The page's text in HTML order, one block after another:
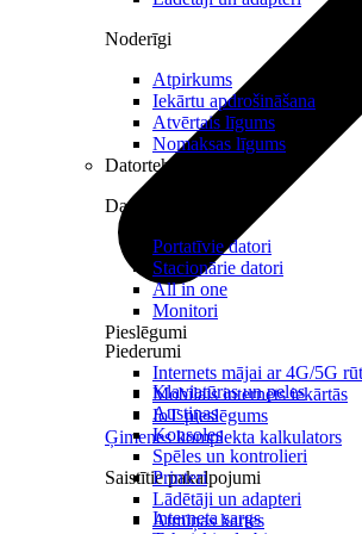
Pieslēgumi
Internets mājai ar 4G/5G
Mobilais internets iekārtās
IoT pieslēgums
Ģimenes komplekta kalkulators
Saistītie pakalpojumi
Interneta sargs
Noderīgi
Atpirkums
Iekārtu apdrošināšana
Atvērtais līgums
Nomaksas līgums
Datortehnika
Datori un Monitori
Portatīvie datori
Stacionārie datori
All in one
Monitori
Piederumi
Klaviatūras un peles
Austiņas
Konsoles
Spēles un kontrolieri
Printeri
Lādētāji un adapteri
Atmiņas kartes